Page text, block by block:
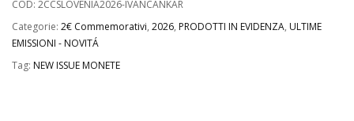
COD: 2CCSLOVENIA2026-IVANCANKAR
Categorie: 2€ Commemorativi, 2026, PRODOTTI IN EVIDENZA, ULTIME
EMISSIONI - NOVITÁ
Tag: NEW ISSUE MONETE